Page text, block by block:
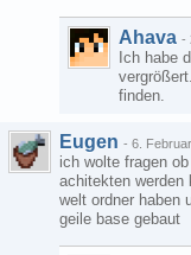
Ahava -
Ich habe
finden.
Eugen - 6.
ich wolte fragen
achitekten werden
welt ordner haben
geile base gebaut